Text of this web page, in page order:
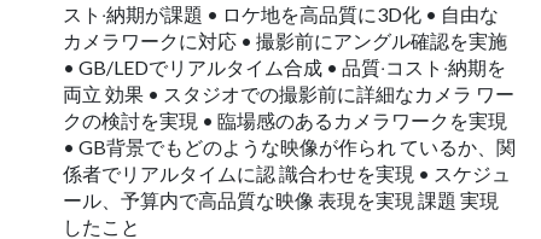
スト‧納期が課題 • ロケ地を⾼品質に3D化 • ⾃由な
カメラワークに対応 • 撮影前にアングル確認を実施
• GB/LEDでリアルタイム合成 • 品質‧コスト‧納期を
両⽴ 効果 • スタジオでの撮影前に詳細なカメラ ワー
クの検討を実現 • 臨場感のあるカメラワークを実現
• GB背景でもどのような映像が作られ ているか、関
係者でリアルタイムに認 識合わせを実現 • スケジュ
ール、予算内で⾼品質な映像 表現を実現 課題 実現
したこと